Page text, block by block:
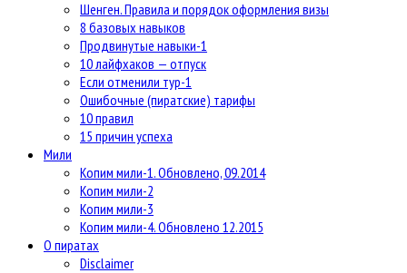
Шенген. Правила и порядок оформления визы
8 базовых навыков
Продвинутые навыки-1
10 лайфхаков — отпуск
Если отменили тур-1
Ошибочные (пиратские) тарифы
10 правил
15 причин успеха
Мили
Копим мили-1. Обновлено, 09.2014
Копим мили-2
Копим мили-3
Копим мили-4. Обновлено 12.2015
О пиратах
Disclaimer